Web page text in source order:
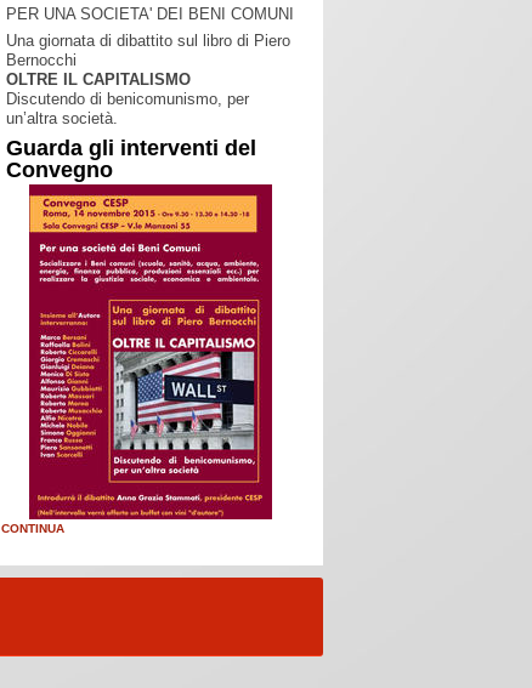
PER UNA SOCIETA' DEI BENI COMUNI
Una giornata di dibattito sul libro di Piero
Bernocchi
OLTRE IL CAPITALISMO
Discutendo di benicomunismo, per
un’altra società.
Guarda gli interventi del
Convegno
CONTINUA